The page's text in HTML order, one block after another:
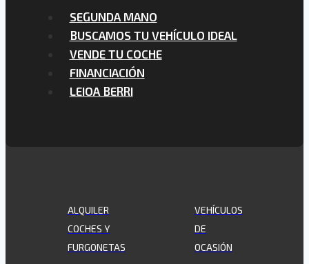
SEGUNDA MANO
BUSCAMOS TU VEHÍCULO IDEAL
VENDE TU COCHE
FINANCIACIÓN
LEIOA BERRI
ALQUILER
COCHES Y
FURGONETAS
VEHÍCULOS
DE
OCASIÓN